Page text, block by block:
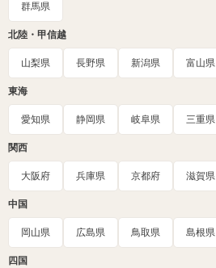
群馬県
北陸・甲信越
山梨県 長野県 新潟県 富山県
東海
愛知県 静岡県 岐阜県 三重県
関西
大阪府 兵庫県 京都府 滋賀県
中国
岡山県 広島県 鳥取県 島根県
四国